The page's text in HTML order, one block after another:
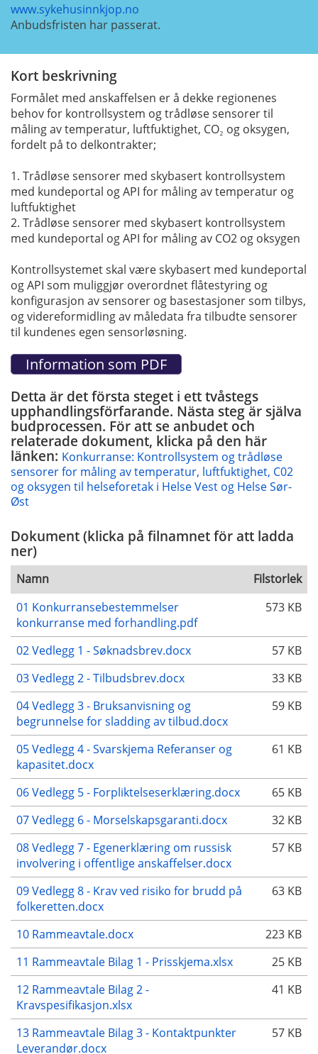
www.sykehusinnkjop.no
Anbudsfristen har passerat.
Kort beskrivning
Formålet med anskaffelsen er å dekke regionenes
behov for kontrollsystem og trådløse sensorer til
måling av temperatur, luftfuktighet, CO₂ og oksygen,
fordelt på to delkontrakter;
1. Trådløse sensorer med skybasert kontrollsystem
med kundeportal og API for måling av temperatur og
luftfuktighet
2. Trådløse sensorer med skybasert kontrollsystem
med kundeportal og API for måling av CO2 og oksygen
Kontrollsystemet skal være skybasert med kundeportal
og API som muliggjør overordnet flåtestyring og
konfigurasjon av sensorer og basestasjoner som tilbys,
og videreformidling av måledata fra tilbudte sensorer
til kundenes egen sensorløsning.
Detta är det första steget i ett tvåstegs
upphandlingsförfarande. Nästa steg är själva
budprocessen. För att se anbudet och
relaterade dokument, klicka på den här
länken: Konkurranse: Kontrollsystem og trådløse
sensorer for måling av temperatur, luftfuktighet, C02
og oksygen til helseforetak i Helse Vest og Helse Sør-
Øst
Dokument (klicka på filnamnet för att ladda
ner)
Namn
Filstorlek
01 Konkurransebestemmelser
konkurranse med forhandling.pdf
573 KB
02 Vedlegg 1 - Søknadsbrev.docx
57 KB
03 Vedlegg 2 - Tilbudsbrev.docx
33 KB
04 Vedlegg 3 - Bruksanvisning og
begrunnelse for sladding av tilbud.docx
59 KB
05 Vedlegg 4 - Svarskjema Referanser og
kapasitet.docx
61 KB
06 Vedlegg 5 - Forpliktelseserklæring.docx
65 KB
07 Vedlegg 6 - Morselskapsgaranti.docx
32 KB
08 Vedlegg 7 - Egenerklæring om russisk
involvering i offentlige anskaffelser.docx
57 KB
09 Vedlegg 8 - Krav ved risiko for brudd på
folkeretten.docx
63 KB
10 Rammeavtale.docx
223 KB
11 Rammeavtale Bilag 1 - Prisskjema.xlsx
25 KB
12 Rammeavtale Bilag 2 -
Kravspesifikasjon.xlsx
41 KB
13 Rammeavtale Bilag 3 - Kontaktpunkter
Leverandør.docx
57 KB